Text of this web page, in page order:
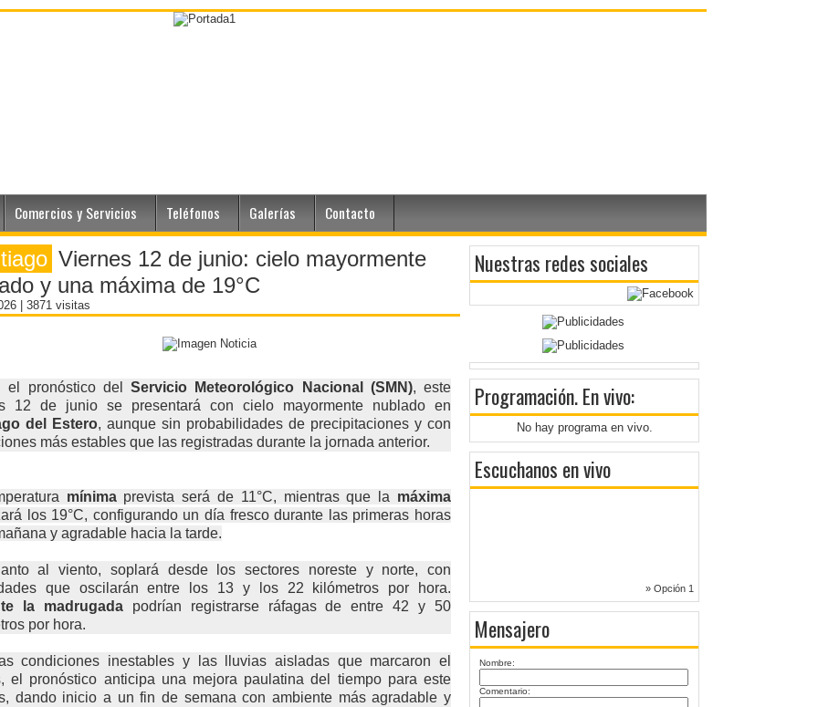
Comercios y Servicios Teléfonos Galerías Contacto
Viernes 12 de junio: cielo mayormente
y una máxima de 19°C
| 3871 visitas
el pronóstico del Servicio Meteorológico Nacional (SMN), este
12 de junio se presentará con cielo mayormente nublado en
del Estero, aunque sin probabilidades de precipitaciones y con
más estables que las registradas durante la jornada anterior.
mínima prevista será de 11°C, mientras que la máxima
los 19°C, configurando un día fresco durante las primeras horas
y agradable hacia la tarde.
al viento, soplará desde los sectores noreste y norte, con
que oscilarán entre los 13 y los 22 kilómetros por hora.
la madrugadapodrían registrarse ráfagas de entre 42 y 50
por hora.
condiciones inestables y las lluvias aisladas que marcaron el
el pronóstico anticipa una mejora paulatina del tiempo para este
dando inicio a un fin de semana con ambiente más agradable y
Nuestras redes sociales
Programación. En vivo:
No hay programa en vivo.
Escuchanos en vivo
» Opción 1
Mensajero
Nombre:
Comentario: